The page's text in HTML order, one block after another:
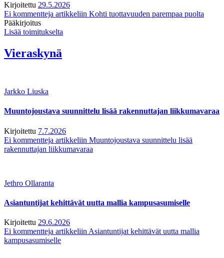
Kirjoitettu 29.5.2026
Ei kommentteja artikkeliin Kohti tuottavuuden parempaa puolta
Pääkirjoitus
Lisää toimitukselta
Vieraskynä
Jarkko Liuska
Muuntojoustava suunnittelu lisää rakennuttajan liikkumavaraa
Kirjoitettu 7.7.2026
Ei kommentteja artikkeliin Muuntojoustava suunnittelu lisää
rakennuttajan liikkumavaraa
Jethro Ollaranta
Asiantuntijat kehittävät uutta mallia kampusasumiselle
Kirjoitettu 29.6.2026
Ei kommentteja artikkeliin Asiantuntijat kehittävät uutta mallia
kampusasumiselle